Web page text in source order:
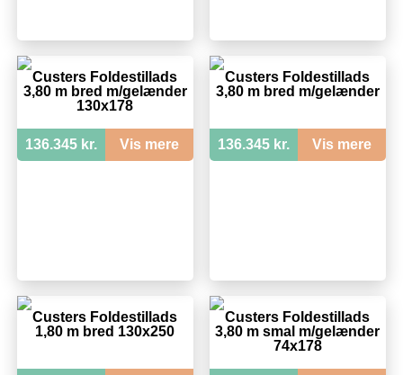
Custers Foldestillads
3,80 m bred m/gelænder
130x178
136.345 kr. Vis mere
Custers Foldestillads
3,80 m bred m/gelænder
136.345 kr. Vis mere
Custers Foldestillads
1,80 m bred 130x250
Custers Foldestillads
3,80 m smal m/gelænder
74x178